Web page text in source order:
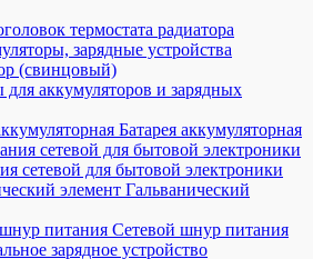
термостата радиатора
зарядные устройства
(свинцовый)
для аккумуляторов и зарядных
Батарея аккумуляторная
сетевой для бытовой электроники
Гальванический
Сетевой шнур питания